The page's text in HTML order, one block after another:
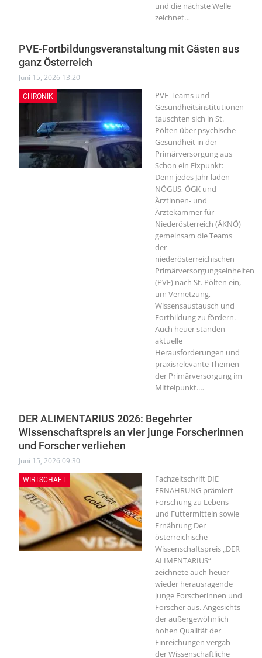
und die nächste Welle
zeichnet…
PVE-Fortbildungsveranstaltung mit Gästen aus
ganz Österreich
Juni 15, 2026 13:20
CHRONIK
PVE-Teams und
Gesundheitsinstitutionen
tauschten sich in St.
Pölten über psychische
Gesundheit in der
Primärversorgung aus
Schon ein Fixpunkt:
Denn jedes Jahr laden
NÖGUS, ÖGK und
Ärztinnen- und
Ärztekammer für
Niederösterreich (ÄKNÖ)
gemeinsam die Teams
der
niederösterreichischen
Primärversorgungseinheiten
(PVE) nach St. Pölten ein,
um Vernetzung,
Wissensaustausch und
Fortbildung zu fördern.
Auch heuer standen
aktuelle
Herausforderungen und
praxisrelevante Themen
der Primärversorgung im
Mittelpunkt.…
DER ALIMENTARIUS 2026: Begehrter
Wissenschaftspreis an vier junge Forscherinnen
und Forscher verliehen
Juni 15, 2026 09:30
WIRTSCHAFT
Fachzeitschrift DIE
ERNÄHRUNG prämiert
Forschung zu Lebens-
und Futtermitteln sowie
Ernährung Der
österreichische
Wissenschaftspreis „DER
ALIMENTARIUS“
zeichnete auch heuer
wieder herausragende
junge Forscherinnen und
Forscher aus. Angesichts
der außergewöhnlich
hohen Qualität der
Einreichungen vergab
der Wissenschaftliche